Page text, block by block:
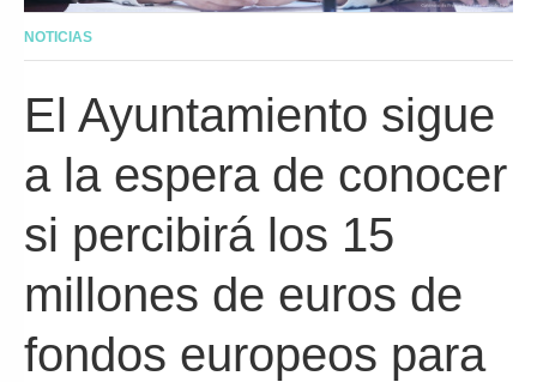
NOTICIAS
El Ayuntamiento sigue
a la espera de conocer
si percibirá los 15
millones de euros de
fondos europeos para